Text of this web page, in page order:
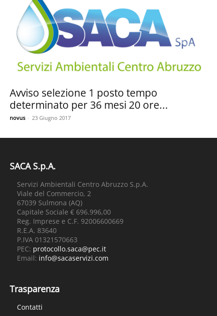
Avviso selezione 1 posto tempo
determinato per 36 mesi 20 ore...
novus - 23 Giugno 2017
SACA S.p.A.
Servizi Ambientali Centro Abruzzo S.p.A.
Viale del Commercio, 2
67039 Sulmona (AQ)
Capitale Sociale € 696.996,00
Reg. Imprese e C.F. 92006600669
R.E.A. 83640
P.IVA 01321570663
PEC: protocollo.saca@pec.it
Email: info@sacaservizi.com
Trasparenza
Contatti